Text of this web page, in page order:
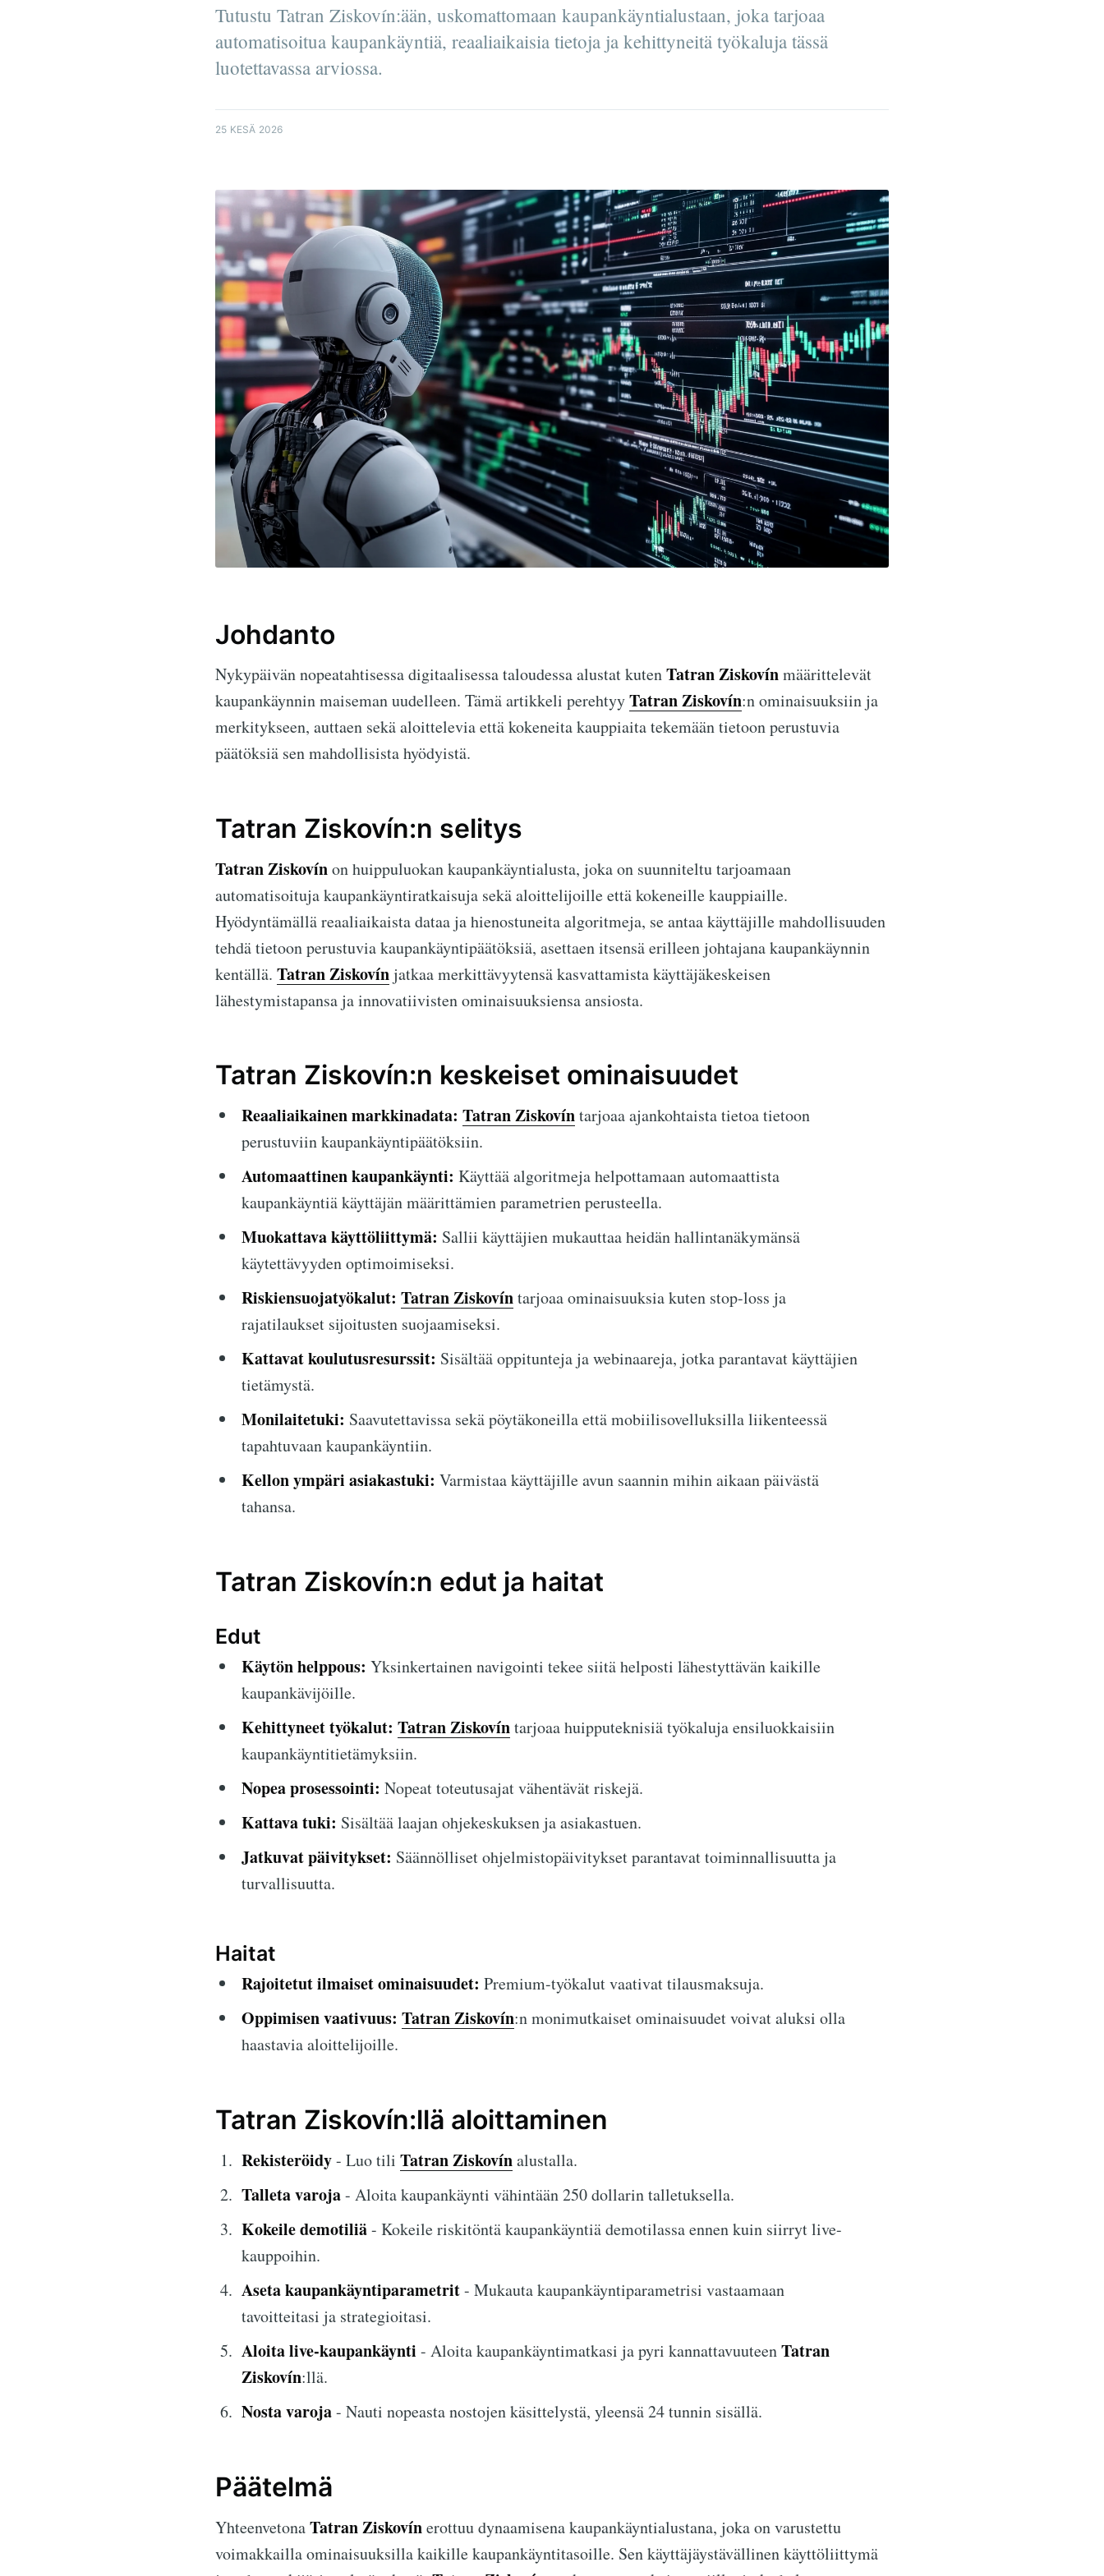
Tutustu Tatran Ziskovín:ään, uskomattomaan kaupankäyntialustaan, joka tarjoaa
automatisoitua kaupankäyntiä, reaaliaikaisia tietoja ja kehittyneitä työkaluja tässä
luotettavassa arviossa.
25 KESÄ 2026
Johdanto
Nykypäivän nopeatahtisessa digitaalisessa taloudessa alustat kutenTatran Ziskovínmäärittelevät
kaupankäynnin maiseman uudelleen. Tämä artikkeli perehtyyTatran Ziskovín:n ominaisuuksiin ja
merkitykseen, auttaen sekä aloittelevia että kokeneita kauppiaita tekemään tietoon perustuvia
päätöksiä sen mahdollisista hyödyistä.
Tatran Ziskovín:n selitys
Tatran Ziskovínon huippuluokan kaupankäyntialusta, joka on suunniteltu tarjoamaan
automatisoituja kaupankäyntiratkaisuja sekä aloittelijoille että kokeneille kauppiaille.
Hyödyntämällä reaaliaikaista dataa ja hienostuneita algoritmeja, se antaa käyttäjille mahdollisuuden
tehdä tietoon perustuvia kaupankäyntipäätöksiä, asettaen itsensä erilleen johtajana kaupankäynnin
kentällä. Tatran Ziskovínjatkaa merkittävyytensä kasvattamista käyttäjäkeskeisen
lähestymistapansa ja innovatiivisten ominaisuuksiensa ansiosta.
Tatran Ziskovín:n keskeiset ominaisuudet
Reaaliaikainen markkinadata: Tatran Ziskovíntarjoaa ajankohtaista tietoa tietoon
perustuviin kaupankäyntipäätöksiin.
Automaattinen kaupankäynti: Käyttää algoritmeja helpottamaan automaattista
kaupankäyntiä käyttäjän määrittämien parametrien perusteella.
Muokattava käyttöliittymä: Sallii käyttäjien mukauttaa heidän hallintanäkymänsä
käytettävyyden optimoimiseksi.
Riskiensuojatyökalut: Tatran Ziskovíntarjoaa ominaisuuksia kuten stop-loss ja
rajatilaukset sijoitusten suojaamiseksi.
Kattavat koulutusresurssit: Sisältää oppitunteja ja webinaareja, jotka parantavat käyttäjien
tietämystä.
Monilaitetuki: Saavutettavissa sekä pöytäkoneilla että mobiilisovelluksilla liikenteessä
tapahtuvaan kaupankäyntiin.
Kellon ympäri asiakastuki: Varmistaa käyttäjille avun saannin mihin aikaan päivästä
tahansa.
Tatran Ziskovín:n edut ja haitat
Edut
Käytön helppous: Yksinkertainen navigointi tekee siitä helposti lähestyttävän kaikille
kaupankävijöille.
Kehittyneet työkalut: Tatran Ziskovíntarjoaa huipputeknisiä työkaluja ensiluokkaisiin
kaupankäyntitietämyksiin.
Nopea prosessointi: Nopeat toteutusajat vähentävät riskejä.
Kattava tuki: Sisältää laajan ohjekeskuksen ja asiakastuen.
Jatkuvat päivitykset: Säännölliset ohjelmistopäivitykset parantavat toiminnallisuutta ja
turvallisuutta.
Haitat
Rajoitetut ilmaiset ominaisuudet: Premium-työkalut vaativat tilausmaksuja.
Oppimisen vaativuus: Tatran Ziskovín:n monimutkaiset ominaisuudet voivat aluksi olla
haastavia aloittelijoille.
Tatran Ziskovín:llä aloittaminen
Rekisteröidy- Luo tili Tatran Ziskovínalustalla.
Talleta varoja- Aloita kaupankäynti vähintään 250 dollarin talletuksella.
Kokeile demotiliä- Kokeile riskitöntä kaupankäyntiä demotilassa ennen kuin siirryt live-
kauppoihin.
Aseta kaupankäyntiparametrit- Mukauta kaupankäyntiparametrisi vastaamaan
tavoitteitasi ja strategioitasi.
Aloita live-kaupankäynti - Aloita kaupankäyntimatkasi ja pyri kannattavuuteenTatran
Ziskovín:llä.
Nosta varoja- Nauti nopeasta nostojen käsittelystä, yleensä 24 tunnin sisällä.
Päätelmä
YhteenvetonaTatran Ziskovínerottuu dynaamisena kaupankäyntialustana, joka on varustettu
voimakkailla ominaisuuksilla kaikille kaupankäyntitasoille. Sen käyttäjäystävällinen käyttöliittymä